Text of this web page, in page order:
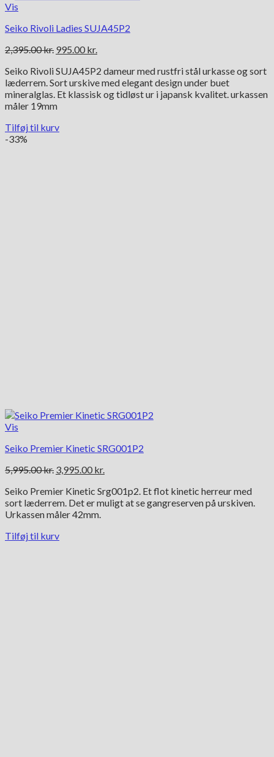
Vis
Seiko Rivoli Ladies SUJA45P2
2,395.00kr. Den
pris
var:
2,395.00 kr..
995.00 kr.
pris
er:
995.00 kr..
Seiko Rivoli SUJA45P2 dameur med rustfri stål urkasse og sort
læderrem. Sort urskive med elegant design under buet
mineralglas. Et klassisk og tidløst ur i japansk kvalitet. urkassen
måler 19mm
Tilføj til kurv
-33%
Vis
Seiko Premier Kinetic SRG001P2
5,995.00kr. Den
pris
var:
5,995.00 kr..
3,995.00 kr.
pris
er:
Seiko Premier Kinetic Srg001p2. Et flot kinetic herreur med
sort læderrem. Det er muligt at se gangreserven på urskiven.
Urkassen måler 42mm.
Tilføj til kurv